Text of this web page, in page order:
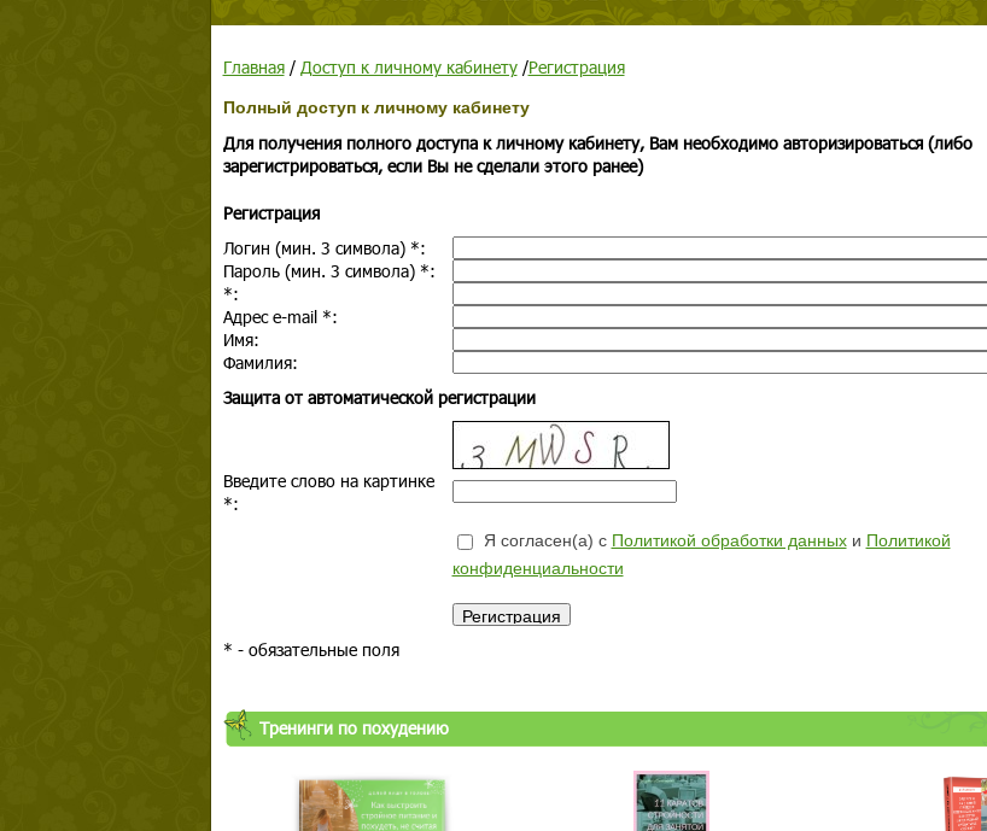
Главная/ Доступ к личному кабинету/Регистрация
Полный доступ к личному кабинету
Для получения полного доступа к личному кабинету, Вам необходимо авторизироваться (либо
зарегистрироваться, если Вы не сделали этого ранее)
Регистрация
Логин (мин. 3 символа) *:
Пароль (мин. 3 символа) *:
*:
Адрес e-mail *:
Имя:
Фамилия:
Защита от автоматической регистрации
Введите слово на картинке
*:
Я согласен(а) с Политикой обработки данныхи Политикой
конфиденциальности
* - обязательные поля
Тренинги по похудению